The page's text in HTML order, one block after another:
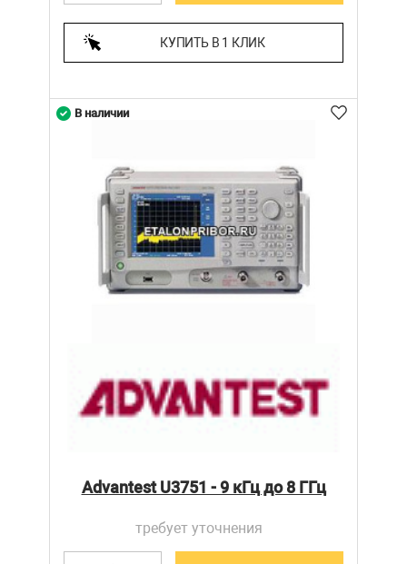
КУПИТЬ В 1 КЛИК
Advantest U3751 - 9 кГц до 8 ГГц
требует уточнения
В наличии